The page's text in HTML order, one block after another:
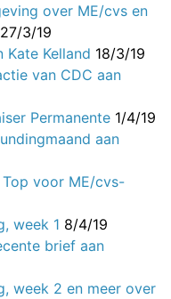
over ME/cvs en
27/3/19
Kelland 18/3/19
van CDC aan
Permanente 1/4/19
aan
voor ME/cvs-
week 1 8/4/19
brief aan
week 2 en meer over